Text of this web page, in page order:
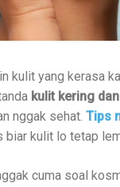
kulit yang kerasa
kulit kering
nggak sehat. Tips
kulit lo tetap
cuma soal